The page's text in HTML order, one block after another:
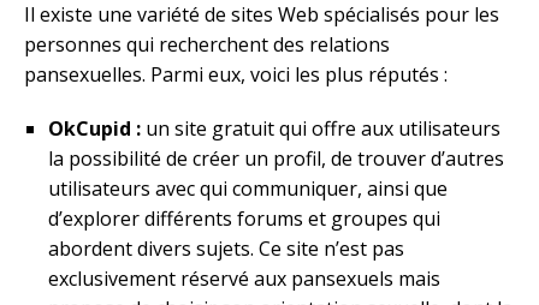
Il existe une variété de sites Web spécialisés pour les
personnes qui recherchent des relations
pansexuelles. Parmi eux, voici les plus réputés :
OkCupid : un site gratuit qui offre aux utilisateurs
la possibilité de créer un profil, de trouver d’autres
utilisateurs avec qui communiquer, ainsi que
d’explorer différents forums et groupes qui
abordent divers sujets. Ce site n’est pas
exclusivement réservé aux pansexuels mais